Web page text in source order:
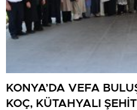
KONYA’DA VEFA
KOÇ, KÜTAHYALI